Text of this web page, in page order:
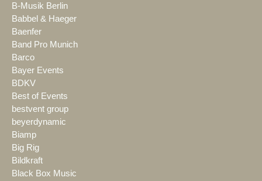
B-Musik Berlin
Babbel & Haeger
Baenfer
Band Pro Munich
Barco
Bayer Events
BDKV
Best of Events
bestvent group
beyerdynamic
Biamp
Big Rig
Bildkraft
Black Box Music